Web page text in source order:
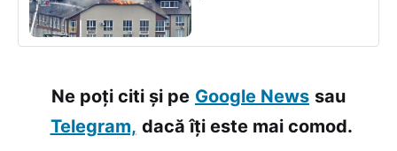
Ne poți citi și pe Google News sau
Telegram, dacă îți este mai comod.